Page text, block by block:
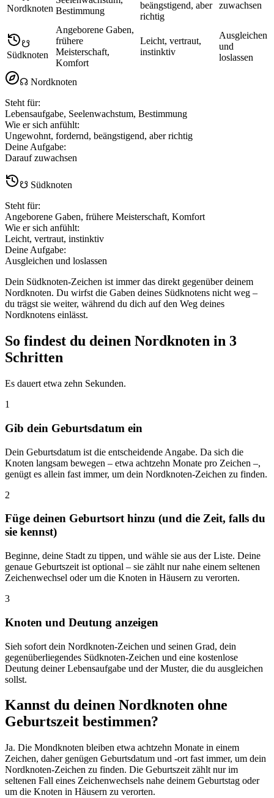
Nordknoten Bestimmung
beängstigend, aber
richtig
zuwachsen
☋
Südknoten
Angeborene Gaben,
frühere
Meisterschaft,
Komfort
Leicht, vertraut,
instinktiv
Ausgleichen
und
loslassen
☊ Nordknoten
Steht für:
Lebensaufgabe, Seelenwachstum, Bestimmung
Wie er sich anfühlt:
Ungewohnt, fordernd, beängstigend, aber richtig
Deine Aufgabe:
Darauf zuwachsen
☋ Südknoten
Steht für:
Angeborene Gaben, frühere Meisterschaft, Komfort
Wie er sich anfühlt:
Leicht, vertraut, instinktiv
Deine Aufgabe:
Ausgleichen und loslassen
Dein Südknoten-Zeichen ist immer das direkt gegenüber deinem
Nordknoten. Du wirfst die Gaben deines Südknotens nicht weg –
du trägst sie weiter, während du dich auf den Weg deines
Nordknotens einlässt.
So findest du deinen Nordknoten in 3
Schritten
Es dauert etwa zehn Sekunden.
1
Gib dein Geburtsdatum ein
Dein Geburtsdatum ist die entscheidende Angabe. Da sich die
Knoten langsam bewegen – etwa achtzehn Monate pro Zeichen –,
genügt es allein fast immer, um dein Nordknoten-Zeichen zu finden.
2
Füge deinen Geburtsort hinzu (und die Zeit, falls du
sie kennst)
Beginne, deine Stadt zu tippen, und wähle sie aus der Liste. Deine
genaue Geburtszeit ist optional – sie zählt nur nahe einem seltenen
Zeichenwechsel oder um die Knoten in Häusern zu verorten.
3
Knoten und Deutung anzeigen
Sieh sofort dein Nordknoten-Zeichen und seinen Grad, dein
gegenüberliegendes Südknoten-Zeichen und eine kostenlose
Deutung deiner Lebensaufgabe und der Muster, die du ausgleichen
sollst.
Kannst du deinen Nordknoten ohne
Geburtszeit bestimmen?
Ja. Die Mondknoten bleiben etwa achtzehn Monate in einem
Zeichen, daher genügen Geburtsdatum und -ort fast immer, um dein
Nordknoten-Zeichen zu finden. Die Geburtszeit zählt nur im
seltenen Fall eines Zeichenwechsels nahe deinem Geburtstag oder
um die Knoten in Häusern zu verorten.